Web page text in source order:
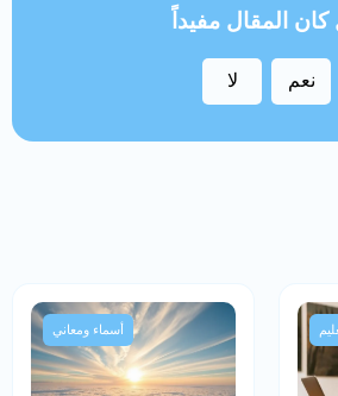
المقال مفيداً
نعم لا
أسماء ومعاني